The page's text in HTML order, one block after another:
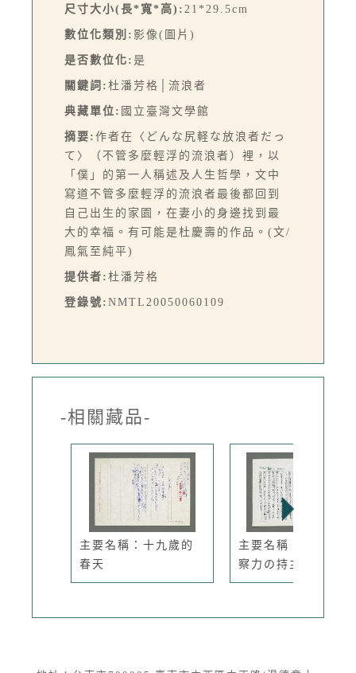
尺寸大小(長*寬*高): 21*29.5cm
數位化類別: 影像(圖片)
是否數位化: 是
關鍵詞: 杜潘芳格│流浪者
典藏單位: 國立臺灣文學館
摘要: 作者在〈どんな尻軽な放浪者だっ
て〉（不管多麼輕浮的流浪者）裡，以
「僕」的第一人稱述及人生哲學，文中
寫道不管多麼輕浮的流浪者最後都回到
自己出生的家園，在妻小的身邊找到最
大的幸福。有可能是杜慶壽的作品。(文/
鳳氣至純平)
提供者: 杜潘芳格
登錄號: NMTL20050060109
-相關藏品-
主要名稱：十九歲的
春天
主要名稱：宗教的洞
察力の持主...